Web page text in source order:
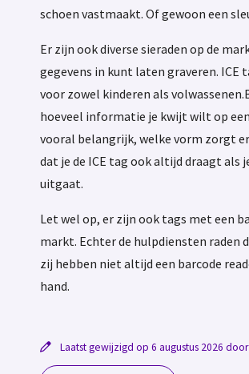
schoen vastmaakt. Of gewoon een
Er zijn ook diverse sieraden op de
gegevens in kunt laten graveren. ICE
voor zowel kinderen als volwassenen.
hoeveel informatie je kwijt wilt op een
vooral belangrijk, welke vorm zorgt
dat je de ICE tag ook altijd draagt als
uitgaat.
Let wel op, er zijn ook tags met een
markt. Echter de hulpdiensten raden
zij hebben niet altijd een barcode
hand.
Laatst gewijzigd op 6 augustus 2026